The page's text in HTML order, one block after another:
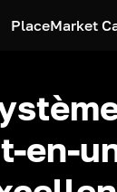
PlaceMarket
en-